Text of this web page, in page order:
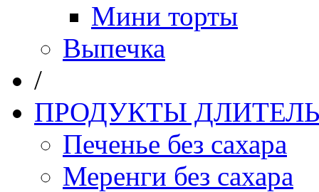
Мини торты
Выпечка
/
ПРОДУКТЫ
Печенье без сахара
Меренги без сахара